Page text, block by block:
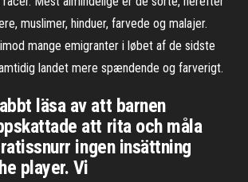
muslimer, hinduer, farvede og malajer.
mange emigranter i løbet af de sidste
landet mere spændende og farverigt.
läsa av att barnen
att rita och måla
ingen insättning
player. Vi